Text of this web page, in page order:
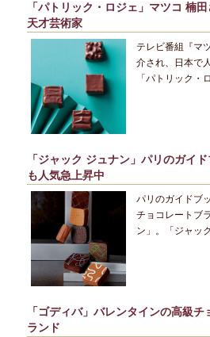
「パトリック・ロジェ」マツコ 楠
天才芸術家
テレビ番組『マ
介され、日本で
「パトリック・
「ジャック ジュナン」パリのガイ
も人気急上昇中
パリのガイドブ
チョコレートブ
ン」。「ジャッ
「ゴディバ」バレンタインの高級
ランド